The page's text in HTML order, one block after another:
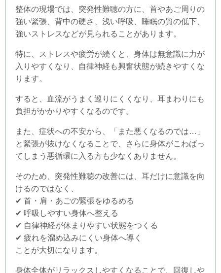
整体の現場では、突発性難聴の方に、首やあご周りの
強い緊張、背中の硬さ、浅い呼吸、睡眠の質の低下、
強いストレスなどが見られることがあります。
特に、ストレスや疲労が続くと、身体は無意識に力が
入りやすくなり、自律神経も興奮状態が続きやすくな
ります。
すると、血流がうまく巡りにくくなり、耳まわりにも
負担がかかりやすくなるのです。
また、症状への不安から、「また悪くなるのでは…」
と緊張が抜けなくなることで、さらに身体がこわばっ
てしまう悪循環に入る方も少なくありません。
そのため、突発性難聴の改善には、耳だけに意識を向
けるのではなく、
✔ 首・肩・あごの緊張をゆるめる
✔ 呼吸しやすい身体へ整える
✔ 自律神経が休まりやすい状態をつくる
✔ 疲れを溜め込みにくい身体へ導く
ことが大切になります。
身体全体がリラックスしやすくなることで、回復しや